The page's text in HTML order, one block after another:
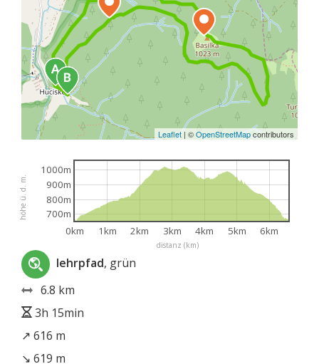
Leaflet | ©OpenStreetMapcontributors
distanz (km)
höhe ü. d. m.
0km 1km 2km 3km 4km 5km 6km
700m
800m
900m
1000m
lehrpfad, grün
6.8 km
3h 15min
↗ 616 m
↘ 619 m